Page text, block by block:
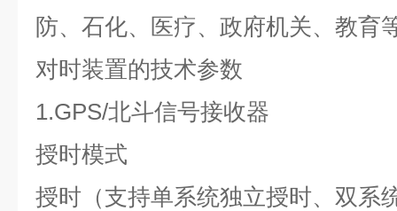
防、石化、医疗、政府机关、教育
对时装置的技术参数
1.GPS/北斗信号接收器
授时模式
授时（支持单系统独立授时、双系